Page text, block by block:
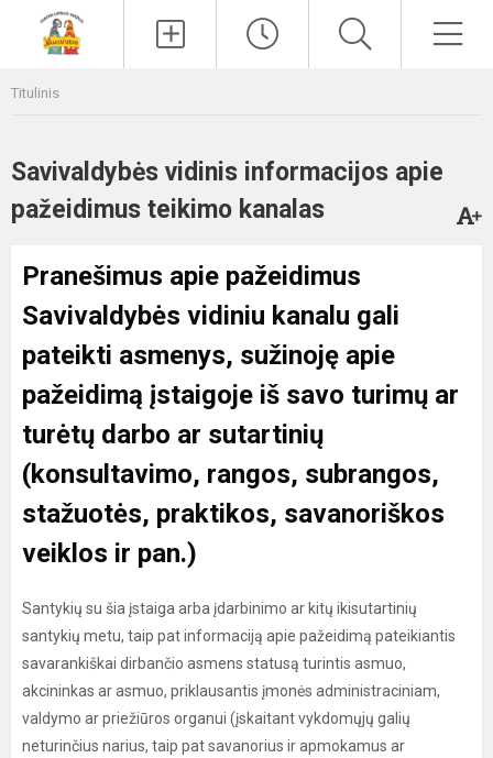
Titulinis
Savivaldybės vidinis informacijos apie
pažeidimus teikimo kanalas
Pranešimus apie pažeidimus
Savivaldybės vidiniu kanalu gali
pateikti asmenys, sužinoję apie
pažeidimą įstaigoje iš savo turimų ar
turėtų darbo ar sutartinių
(konsultavimo, rangos, subrangos,
stažuotės, praktikos, savanoriškos
veiklos ir pan.)
Santykių su šia įstaiga arba įdarbinimo ar kitų ikisutartinių
santykių metu, taip pat informaciją apie pažeidimą pateikiantis
savarankiškai dirbančio asmens statusą turintis asmuo,
akcininkas ar asmuo, priklausantis įmonės administraciniam,
valdymo ar priežiūros organui (įskaitant vykdomųjų galių
neturinčius narius, taip pat savanorius ir apmokamus ar